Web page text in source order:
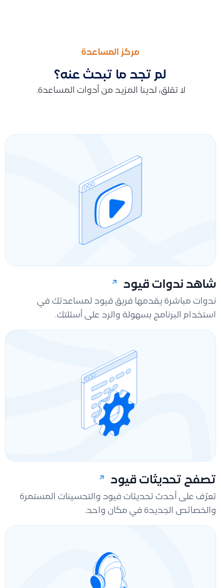
مركز المساعدة
لم تجد ما تبحث عنه؟
لا تقلق، لدينا المزيد من أدوات المساعدة.
شاهد ندوات قيود
ندوات مباشرة يقدمها فريق قيود لمساعدتك في
استخدام البرنامج بسهولة والرد على أسئلتك.
تصفح تحديثات قيود
تعرّف على أحدث تحديثات فيود والتحسينات المستمرة
والخصائص الجديدة في مكان واحد.